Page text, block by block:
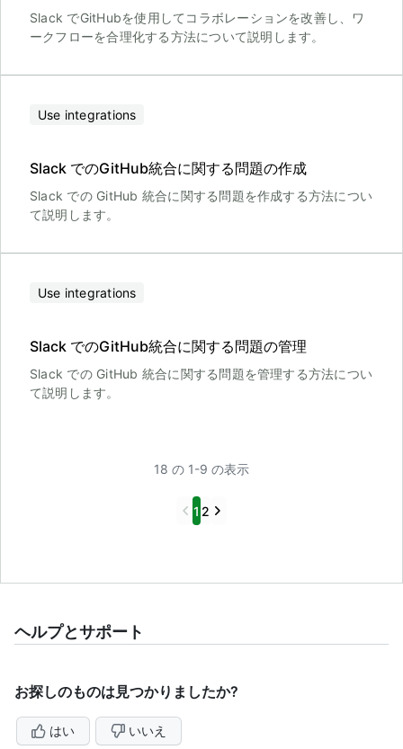
Slack でGitHubを使用してコラボレーションを改善し、ワ
ークフローを合理化する方法について説明します。
Use integrations
Slack でのGitHub統合に関する問題の作成
Slack での GitHub 統合に関する問題を作成する方法につい
て説明します。
Use integrations
Slack でのGitHub統合に関する問題の管理
Slack での GitHub 統合に関する問題を管理する方法につい
て説明します。
18 の 1-9 の表示
Previous
1 2 Next
ヘルプとサポート
お探しのものは見つかりましたか?
はい いいえ